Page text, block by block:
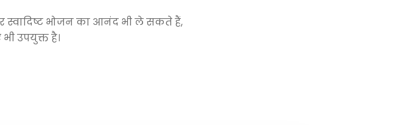
भोजन का आनंद भी ले सकते हैं,
उपयुक्त है।